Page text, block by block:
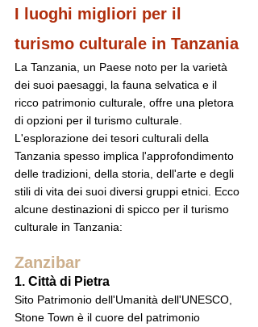
I luoghi migliori per il
turismo culturale in Tanzania
La Tanzania, un Paese noto per la varietà
dei suoi paesaggi, la fauna selvatica e il
ricco patrimonio culturale, offre una pletora
di opzioni per il turismo culturale.
L'esplorazione dei tesori culturali della
Tanzania spesso implica l'approfondimento
delle tradizioni, della storia, dell'arte e degli
stili di vita dei suoi diversi gruppi etnici. Ecco
alcune destinazioni di spicco per il turismo
culturale in Tanzania:
Zanzibar
1. Città di Pietra
Sito Patrimonio dell'Umanità dell'UNESCO,
Stone Town è il cuore del patrimonio